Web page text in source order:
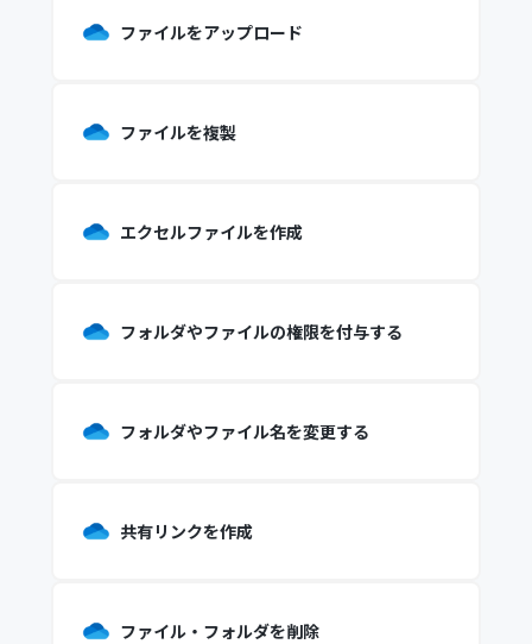
ファイルをアップロード
ファイルを複製
エクセルファイルを作成
フォルダやファイルの権限を付与する
フォルダやファイル名を変更する
共有リンクを作成
ファイル・フォルダを削除